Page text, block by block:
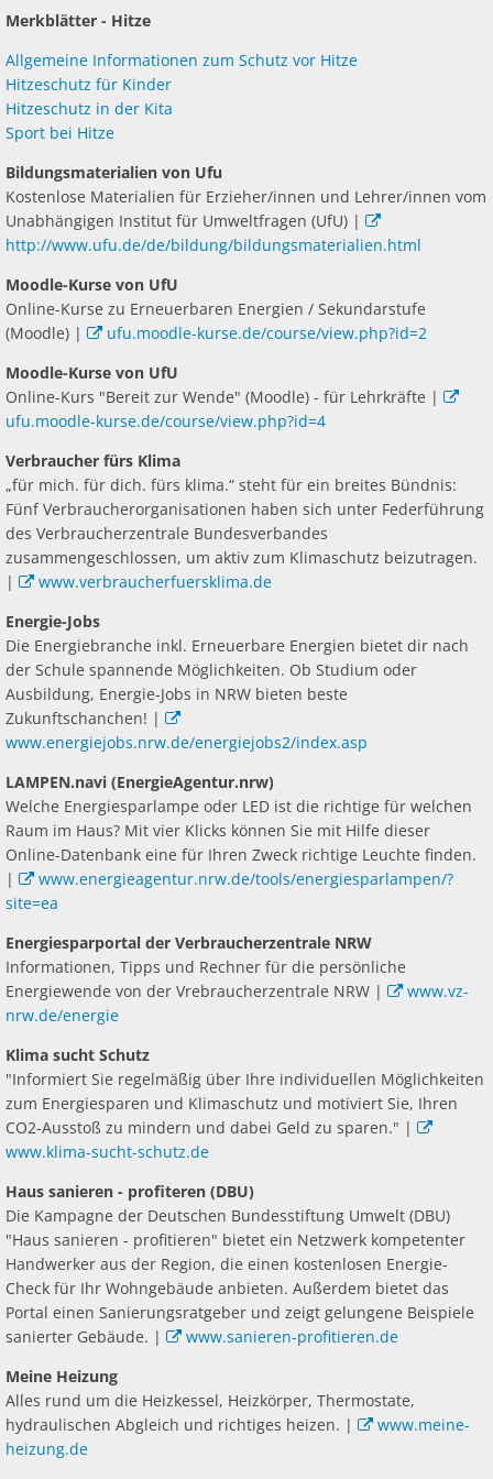
Widerspruchsverfahren
&
Downloads
Merkblätter - Hitze
Allgemeine Informationen zum Schutz vor Hitze
Hitzeschutz für Kinder
Hitzeschutz in der Kita
Sport bei Hitze
Bildungsmaterialien von Ufu
Kostenlose Materialien für Erzieher/innen und Lehrer/innen vom
Unabhängigen Institut für Umweltfragen (UfU) |
http://www.ufu.de/de/bildung/bildungsmaterialien.html
Moodle-Kurse von UfU
Online-Kurse zu Erneuerbaren Energien / Sekundarstufe
(Moodle) |
ufu.moodle-kurse.de/course/view.php?id=2
Moodle-Kurse von UfU
Online-Kurs "Bereit zur Wende" (Moodle) - für Lehrkräfte |
ufu.moodle-kurse.de/course/view.php?id=4
Verbraucher fürs Klima
„für mich. für dich. fürs klima.“ steht für ein breites Bündnis:
Fünf Verbraucherorganisationen haben sich unter Federführung
des Verbraucherzentrale Bundesverbandes
zusammengeschlossen, um aktiv zum Klimaschutz beizutragen.
|
www.verbraucherfuersklima.de
Energie-Jobs
Die Energiebranche inkl. Erneuerbare Energien bietet dir nach
der Schule spannende Möglichkeiten. Ob Studium oder
Ausbildung, Energie-Jobs in NRW bieten beste
Zukunftschanchen! |
www.energiejobs.nrw.de/energiejobs2/index.asp
LAMPEN.navi (EnergieAgentur.nrw)
Welche Energiesparlampe oder LED ist die richtige für welchen
Raum im Haus? Mit vier Klicks können Sie mit Hilfe dieser
Online-Datenbank eine für Ihren Zweck richtige Leuchte finden.
|
www.energieagentur.nrw.de/tools/energiesparlampen/?
site=ea
Energiesparportal der Verbraucherzentrale NRW
Informationen, Tipps und Rechner für die persönliche
Energiewende von der Vrebraucherzentrale NRW |
www.vz-
nrw.de/energie
Klima sucht Schutz
"Informiert Sie regelmäßig über Ihre individuellen Möglichkeiten
zum Energiesparen und Klimaschutz und motiviert Sie, Ihren
CO2-Ausstoß zu mindern und dabei Geld zu sparen." |
www.klima-sucht-schutz.de
Haus sanieren - profiteren (DBU)
Die Kampagne der Deutschen Bundesstiftung Umwelt (DBU)
"Haus sanieren - profitieren" bietet ein Netzwerk kompetenter
Handwerker aus der Region, die einen kostenlosen Energie-
Check für Ihr Wohngebäude anbieten. Außerdem bietet das
Portal einen Sanierungsratgeber und zeigt gelungene Beispiele
sanierter Gebäude. |
www.sanieren-profitieren.de
Meine Heizung
Alles rund um die Heizkessel, Heizkörper, Thermostate,
hydraulischen Abgleich und richtiges heizen. |
www.meine-
heizung.de